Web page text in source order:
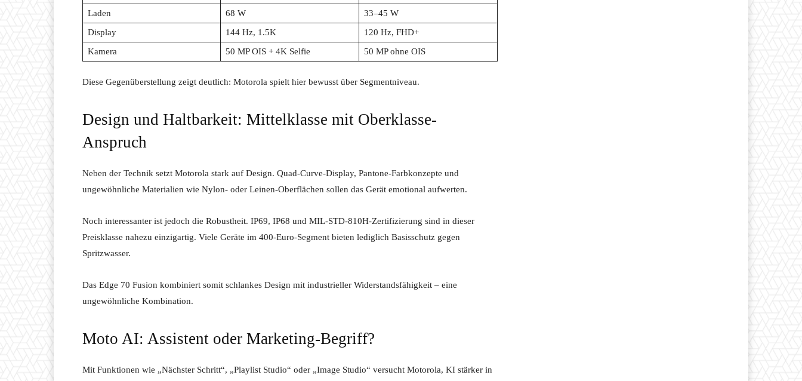
Laden
68 W
33–45 W
Display
144 Hz, 1.5K
120 Hz, FHD+
Kamera
50 MP OIS + 4K Selfie 50 MP ohne OIS
Diese Gegenüberstellung zeigt deutlich: Motorola spielt hier bewusst über Segmentniveau.
Design und Haltbarkeit: Mittelklasse mit Oberklasse-
Anspruch
Neben der Technik setzt Motorola stark auf Design. Quad-Curve-Display, Pantone-Farbkonzepte und
ungewöhnliche Materialien wie Nylon- oder Leinen-Oberflächen sollen das Gerät emotional aufwerten.
Noch interessanter ist jedoch die Robustheit. IP69, IP68 und MIL-STD-810H-Zertifizierung sind in dieser
Preisklasse nahezu einzigartig. Viele Geräte im 400-Euro-Segment bieten lediglich Basisschutz gegen
Spritzwasser.
Das Edge 70 Fusion kombiniert somit schlankes Design mit industrieller Widerstandsfähigkeit – eine
ungewöhnliche Kombination.
Moto AI: Assistent oder Marketing-Begriff?
Mit Funktionen wie „Nächster Schritt“, „Playlist Studio“ oder „Image Studio“ versucht Motorola, KI stärker in